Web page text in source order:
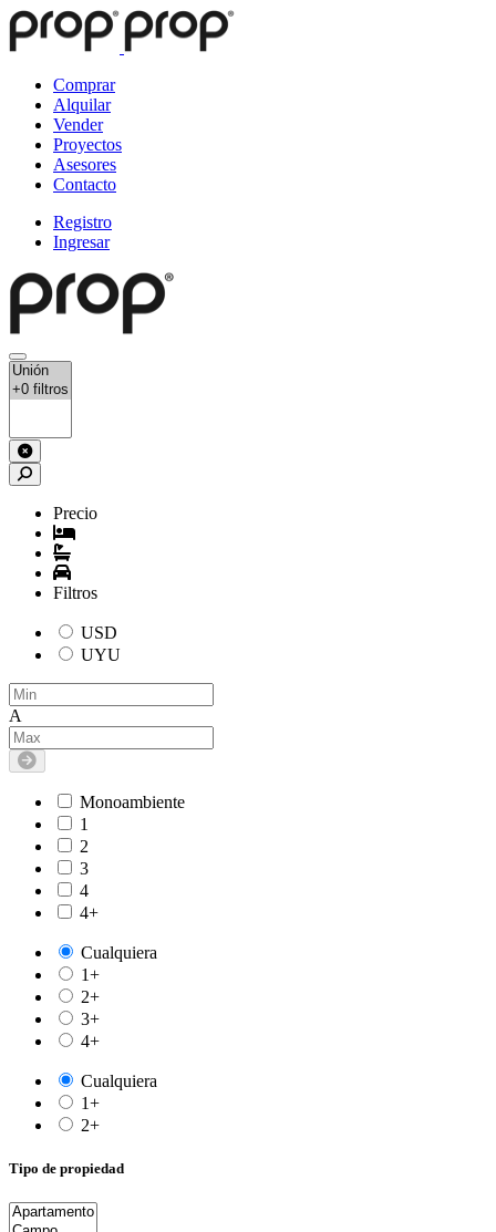
Comprar
Alquilar
Vender
Proyectos
Asesores
Contacto
Registro
Ingresar
Precio
Filtros
USD
UYU
A
Monoambiente
1
2
3
4
4+
Cualquiera
1+
2+
3+
4+
Cualquiera
1+
2+
Tipo de propiedad